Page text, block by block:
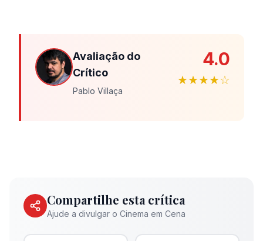
Avaliação do
Crítico
Pablo Villaça
4.0
★★★★☆
Compartilhe esta crítica
Ajude a divulgar o Cinema em Cena